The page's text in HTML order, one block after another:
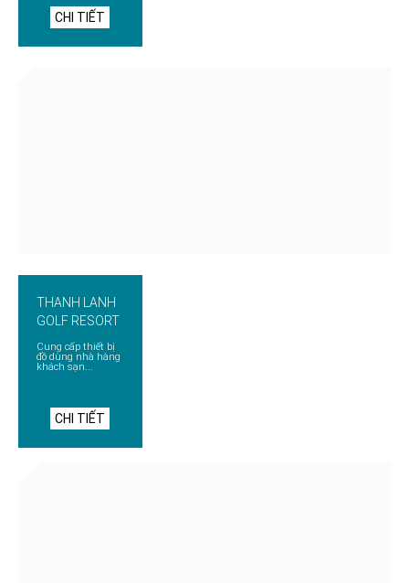
CHI TIẾT
THANH LANH
GOLF RESORT
Cung cấp thiết bị
đồ dùng nhà hàng
khách sạn...
CHI TIẾT